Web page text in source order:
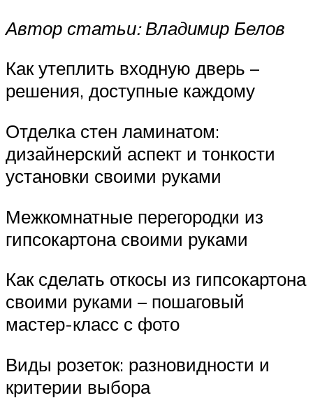
Автор статьи: Владимир Белов
Как утеплить входную дверь –
решения, доступные каждому
Отделка стен ламинатом:
дизайнерский аспект и тонкости
установки своими руками
Межкомнатные перегородки из
гипсокартона своими руками
Как сделать откосы из гипсокартона
своими руками – пошаговый
мастер-класс с фото
Виды розеток: разновидности и
критерии выбора